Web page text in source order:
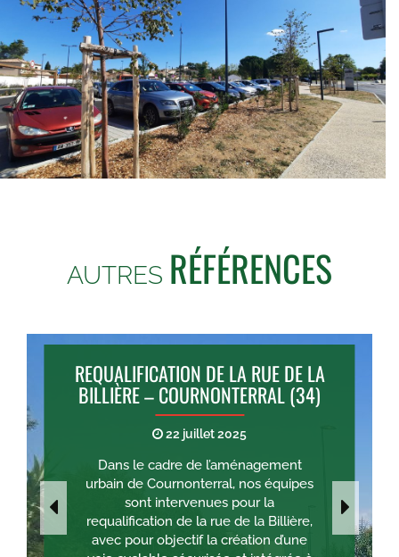
AUTRES RÉFÉRENCES
REQUALIFICATION DE LA RUE DE LA
BILLIÈRE – COURNONTERRAL (34)
22 juillet 2025
Dans le cadre de l’aménagement
urbain de Cournonterral, nos équipes
sont intervenues pour la
requalification de la rue de la Billière,
avec pour objectif la création d’une